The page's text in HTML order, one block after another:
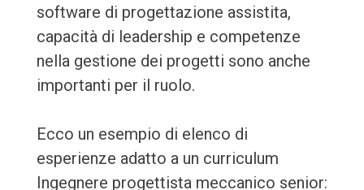
software di progettazione assistita,
capacità di leadership e competenze
nella gestione dei progetti sono anche
importanti per il ruolo.
Ecco un esempio di elenco di
esperienze adatto a un curriculum
Ingegnere progettista meccanico senior: